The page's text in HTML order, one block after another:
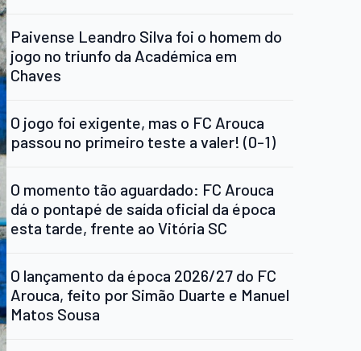
Paivense Leandro Silva foi o homem do
jogo no triunfo da Académica em
Chaves
O jogo foi exigente, mas o FC Arouca
passou no primeiro teste a valer! (0-1)
O momento tão aguardado: FC Arouca
dá o pontapé de saída oficial da época
esta tarde, frente ao Vitória SC
O lançamento da época 2026/27 do FC
Arouca, feito por Simão Duarte e Manuel
Matos Sousa